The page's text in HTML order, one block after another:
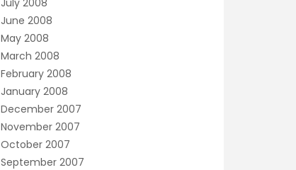
July 2008
June 2008
May 2008
March 2008
February 2008
January 2008
December 2007
November 2007
October 2007
September 2007